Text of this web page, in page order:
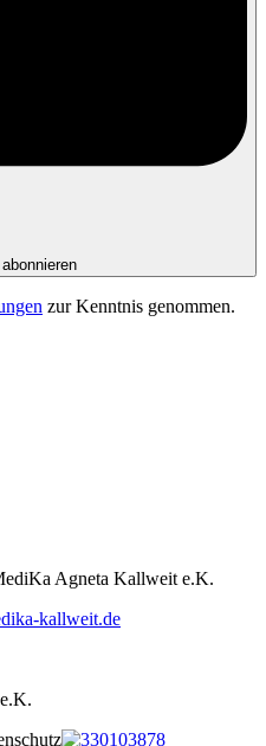
zur Kenntnis genommen.
Agneta Kallweit e.K.
kallweit.de